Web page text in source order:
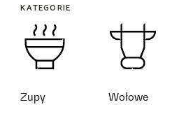
KATEGORIE
Zupy Wołowe